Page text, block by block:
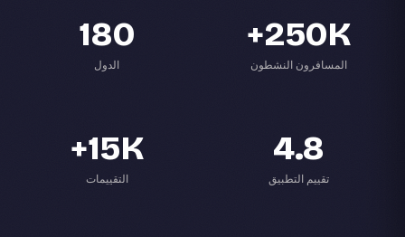
250K+
المسافرون النشطون
180
الدول
4.8
تقييم التطبيق
15K+
التقييمات